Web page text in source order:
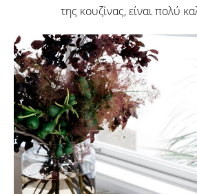
της κουζίνας, είναι πολύ